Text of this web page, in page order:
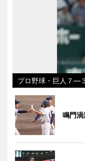
プロ野球・巨人７―
鳴門